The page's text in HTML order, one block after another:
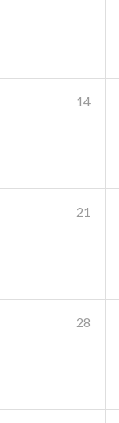
14
21
28